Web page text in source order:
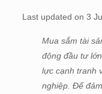
Last updated on 3
Mua sắm tài
động đầu tư
lực cạnh tranh
nghiệp. Để